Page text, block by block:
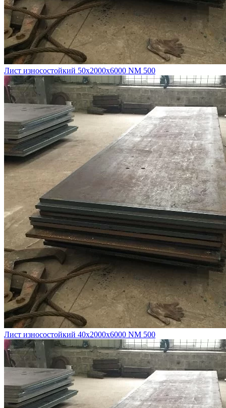
Лист износостойкий 50х2000х6000 NM 500
Лист износостойкий 40х2000х6000 NM 500